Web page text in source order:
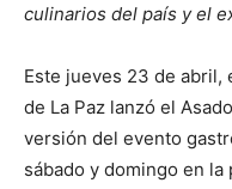
culinarios del país y el
Este jueves 23 de abril,
de La Paz lanzó el
versión del evento
sábado y domingo en la